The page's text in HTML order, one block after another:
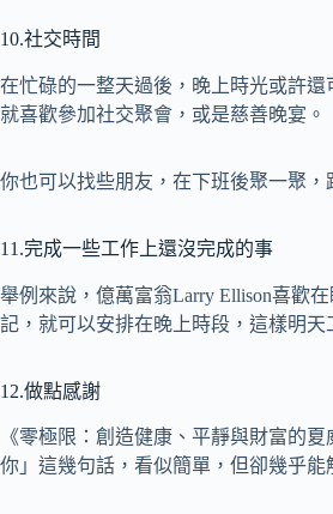
10.社交時間
在忙碌的一整天過後，晚上時光或許還
就喜歡參加社交聚會，或是慈善晚宴。
你也可以找些朋友，在下班後聚一聚
11.完成一些工作上還沒完成的事
舉例來說，億萬富翁Larry Ellison喜歡
記，就可以安排在晚上時段，這樣明天
12.做點感謝
《零極限：創造健康、平靜與財富的
你」這幾句話，看似簡單，但卻幾乎能